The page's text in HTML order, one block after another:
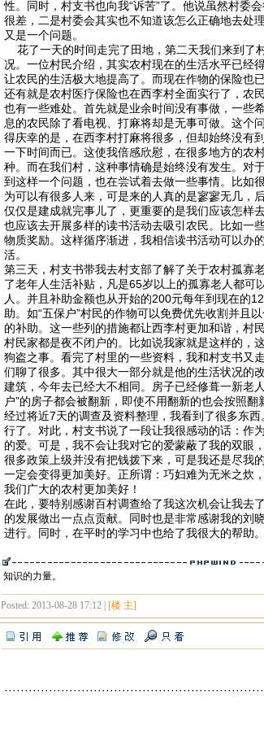
性。同时，村支书也向我“诉苦”了。他说虽然村委
很差，二是村委会其实也不知道该怎么正确地去处
又是一个问题。
花了一天的时间走完了田地，第二天我们来到了
况。一位村民介绍，其实农村现在的生活水平已经
让农民的生活极大地提高了。而现在作物的保险也
还有就是农村医疗保险也在西李村全面实行了，农
也有一些难处。首先就是业余时间没有事做，一些
息的农民除了看电视、打麻将却是无事可做。这个
得庆幸的是，在西李村打麻将很多，但却始终没有
一下时间而已。这使我倍感欣慰，在很多地方的农
种。而在我们村，这种事情确是始终没有发生。对
到这样一个问题，也在尝试着去做一些事情。比如
为可以有很多人来，可是来的人真的是寥寥无几，
仅仅是建成就完事儿了，更重要的是我们应该怎样
也应该去开展多样的读书活动去吸引农民。比如一
物质奖励。这样循序渐进，我相信读书活动可以办
活。
第三天，村支书带我去村支部了解了关于农村孤寡
了老年人生活补贴，凡是65岁以上的孤寡老人都
人。并且补助金额也从开始的200元每年到现在的
助。如“五保户”村民的作物可以免费优先收割并且
的补助。这一些列的措施都让西李村更加和谐，村
村民家都是夜不闭户的。比如说我家就是这样的，
狗盗之事。看完了村里的一些资料，我和村支书又
们聊了很多。其中很大一部分就是他的生活状况的
建筑，今年去已经大不相同。房子已经修葺一新老
户”的房子都会被翻新，即使不用翻新的也会按照翻
经过将近7天的调查及资料整理，我看到了很多东
行了。对此，村支书说了一段让我很感动的话：作
的爱。可是，我不会让我对它的爱蒙蔽了我的双眼
很多政策上级并没有把钱拨下来，可是我还是尽我
一定会变得更加美好。正所谓：巧妇难为无米之炊
我们广大的农村更加美好！
在此，要特别感谢百村调查给了我这次机会让我去
的发展做出一点点贡献。同时也是非常感谢我的刘
进行。同时，在平时的学习中也给了我很大的帮助。
知识的力量。
Posted: 2013-08-28 17:12 | [楼 主]